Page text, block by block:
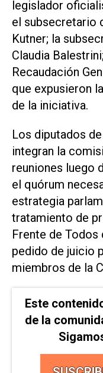
legislador
el subsecretario
Kutner; la
Claudia
Recaudación
que expusieron
de la iniciativa.
Los diputados
integran la
reuniones luego
el quórum
estrategia
tratamiento de
Frente de Todos
pedido de juicio
miembros de la
Este
de la